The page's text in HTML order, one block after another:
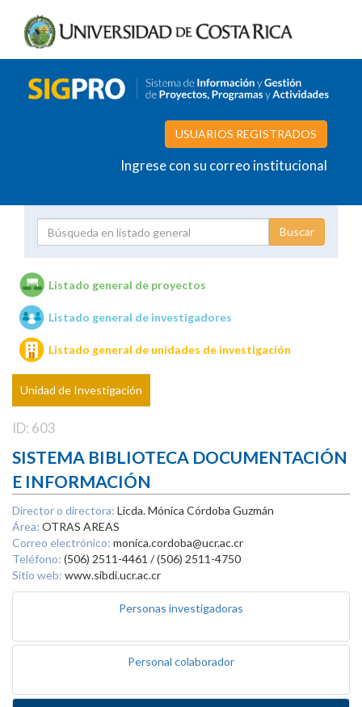
USUARIOS REGISTRADOS
Ingrese con su correo institucional
Unidades de investigación
Listado general de proyectos
Listado general de investigadores
Listado general de unidades de investigación
Unidad de Investigación
ID: 603
SISTEMA BIBLIOTECA DOCUMENTACIÓN
E INFORMACIÓN
Director o directora: Licda. Mónica Córdoba Guzmán
Área: OTRAS AREAS
Correo electrónico: monica.cordoba@ucr.ac.cr
Teléfono: (506) 2511-4461 / (506) 2511-4750
Sitio web: www.sibdi.ucr.ac.cr
Personas investigadoras
Personal colaborador